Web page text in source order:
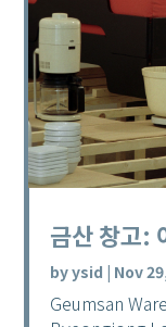
금산 창고:
byysid | Nov
Geumsan